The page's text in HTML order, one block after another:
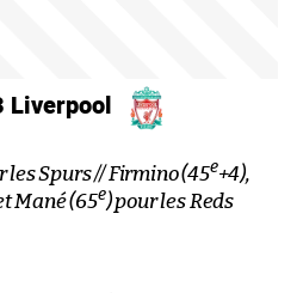
Liverpool
les Spurs // Firmino (45e+4),
Mané (65e) pour les Reds